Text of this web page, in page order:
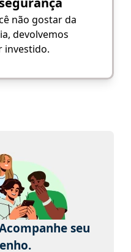
não gostar da
devolvemos
investido.
seu